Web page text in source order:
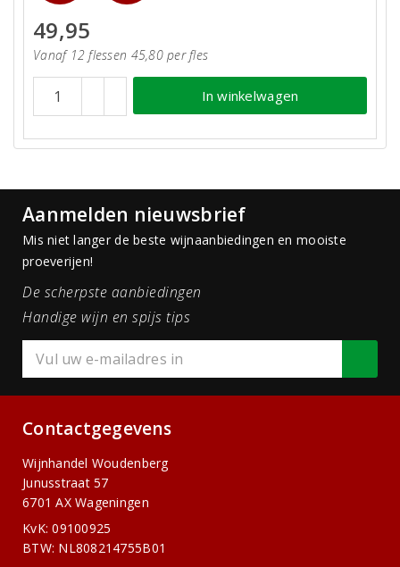
49,95
Vanaf 12 flessen 45,80 per fles
In winkelwagen
Aanmelden nieuwsbrief
Mis niet langer de beste wijnaanbiedingen en mooiste
proeverijen!
De scherpste aanbiedingen
Handige wijn en spijs tips
Contactgegevens
Wijnhandel Woudenberg
Junusstraat 57
6701 AX Wageningen
KvK: 09100925
BTW: NL808214755B01